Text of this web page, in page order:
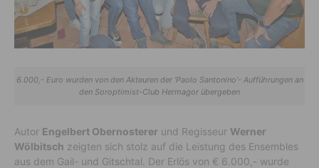
6.000,- Euro wurden von den Akteuren der 'Paolo Santonino'- Aufführungen an
den Soroptimist-Club Hermagor übergeben
Autor Engelbert Obernosterer und Regisseur Werner
Wölbitsch zeigten sich stolz auf die Leistung des Ensembles
aus dem Gail- und Gitschtal. Der Erlös von € 6.000,- wurde